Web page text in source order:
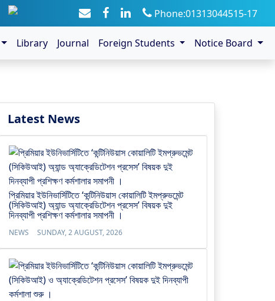
Phone:01313044515-17
Library Journal Foreign Students Notice Board
Latest News
প্রিমিয়ার ইউনিভার্সিটিতে ‘কন্টিনিউয়াস কোয়ালিটি ইমপ্রুভমেন্ট
(সিকিউআই) অ্যান্ড অ্যাক্রেডিটেশন প্রসেস’ বিষয়ক দুই
দিনব্যাপী প্রশিক্ষণ কর্মশালার সমাপনী ।
NEWS SUNDAY, 2 AUGUST, 2026